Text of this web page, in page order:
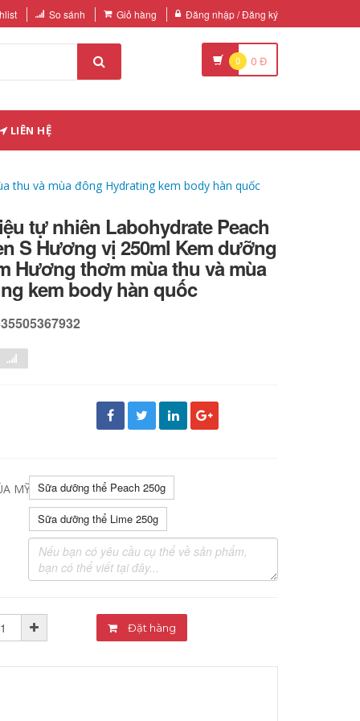
So sánh Giỏ hàng Đăng nhập / Đăng ký
0 0 Đ
LIÊN HỆ
thu và mùa đông Hydrating kem body hàn quốc
tự nhiên Labohydrate Peach
S Hương vị 250ml Kem dưỡng
Hương thơm mùa thu và mùa
kem body hàn quốc
MỸ PHẨM:
Sữa dưỡng thể Peach 250g
Sữa dưỡng thể Lime 250g
Đặt hàng